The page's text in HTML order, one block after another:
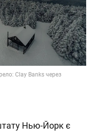
Clay Banks через
Нью-Йорк є